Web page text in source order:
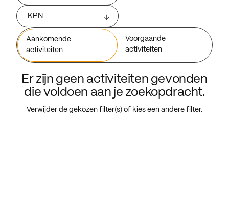
KPN
Aankomende
activiteiten
Voorgaande
activiteiten
Er zijn geen activiteiten gevonden
die voldoen aan je zoekopdracht.
Verwijder de gekozen filter(s) of kies een andere filter.